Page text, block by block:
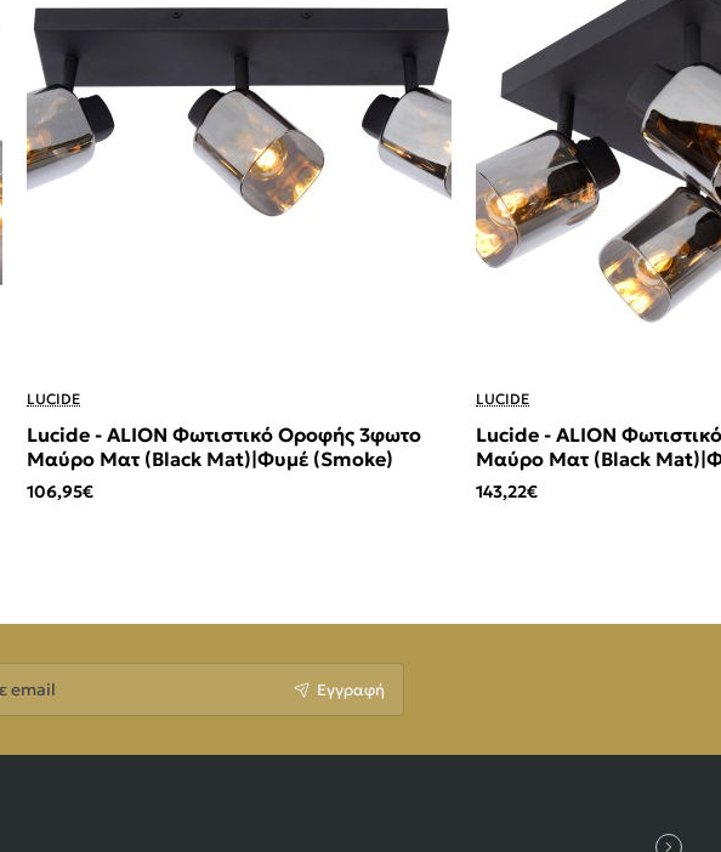
LUCIDE
Lucide - ALION Φωτιστικό Οροφής 3φωτο
Μαύρο Ματ (Black Mat)|Φυμέ (Smoke)
106,95€
LUCIDE
Lucide - ALION
Μαύρο Ματ (Black
143,22€
Εγγραφή